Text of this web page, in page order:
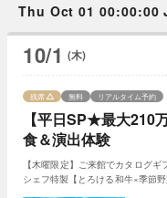
Thu Oct 01 00:00:00
10/1 (木)
【平日SP★最大210
食＆演出体験
残席 無料 リアルタイム予約
【木曜限定】ご来館でカタログ
シェフ特製【とろける和牛×季節